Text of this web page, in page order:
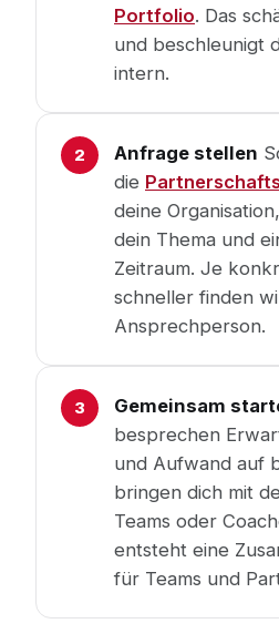
Portfolio. Das
und beschleunigt
intern.
Anfrage stellen
die
deine
dein Thema und
Zeitraum. Je
schneller finden
Ansprechperson.
Gemeinsam
besprechen
und Aufwand auf
bringen dich mit
Teams oder
entsteht eine
für Teams und